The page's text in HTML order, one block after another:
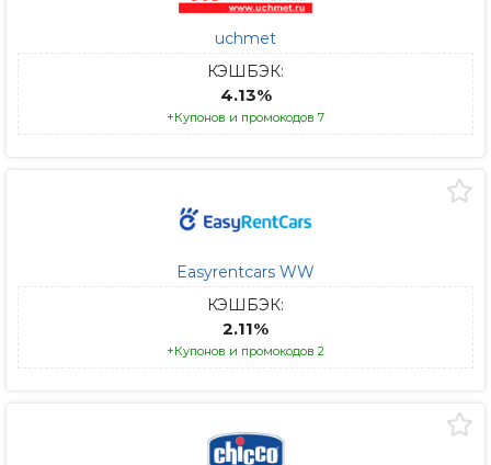
uchmet
КЭШБЭК:
4.13%
+Купонов и промокодов 7
Easyrentcars WW
КЭШБЭК:
2.11%
+Купонов и промокодов 2